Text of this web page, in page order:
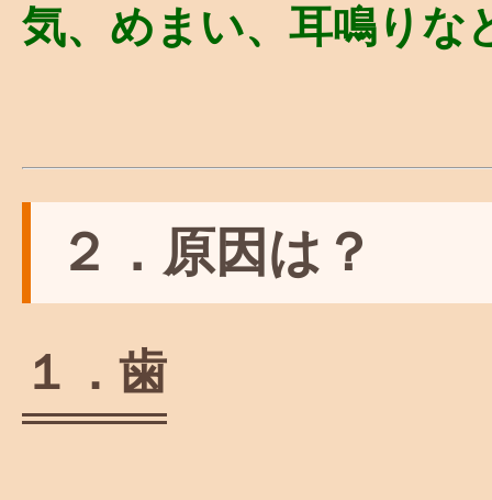
気、めまい、耳鳴りな
２．原因は？
１．歯